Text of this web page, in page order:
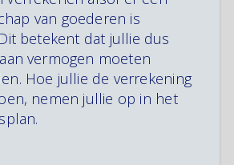
van goederen is
betekent dat jullie dus
vermogen moeten
Hoe jullie de verrekening
nemen jullie op in het